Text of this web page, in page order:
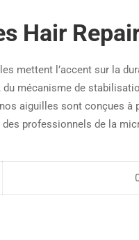
Hair
mettent l’accent sur la
mécanisme de
aiguilles sont conçues à
professionnels de la